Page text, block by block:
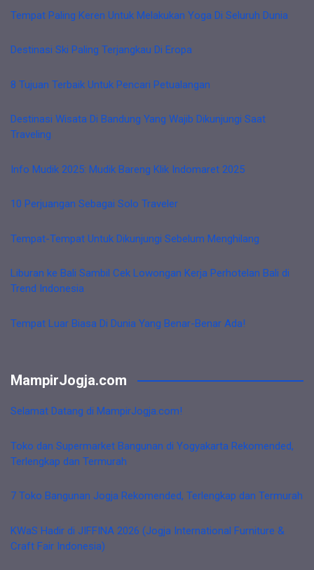
Tempat Paling Keren Untuk Melakukan Yoga Di Seluruh Dunia
Destinasi Ski Paling Terjangkau Di Eropa
8 Tujuan Terbaik Untuk Pencari Petualangan
Destinasi Wisata Di Bandung Yang Wajib Dikunjungi Saat
Traveling
Info Mudik 2025: Mudik Bareng Klik Indomaret 2025
10 Perjuangan Sebagai Solo Traveler
Tempat-Tempat Untuk Dikunjungi Sebelum Menghilang
Liburan ke Bali Sambil Cek Lowongan Kerja Perhotelan Bali di
Trend Indonesia
Tempat Luar Biasa Di Dunia Yang Benar-Benar Ada!
MampirJogja.com
Selamat Datang di MampirJogja.com!
Toko dan Supermarket Bangunan di Yogyakarta Rekomended,
Terlengkap dan Termurah
7 Toko Bangunan Jogja Rekomended, Terlengkap dan Termurah
KWaS Hadir di JIFFINA 2026 (Jogja International Furniture &
Craft Fair Indonesia)